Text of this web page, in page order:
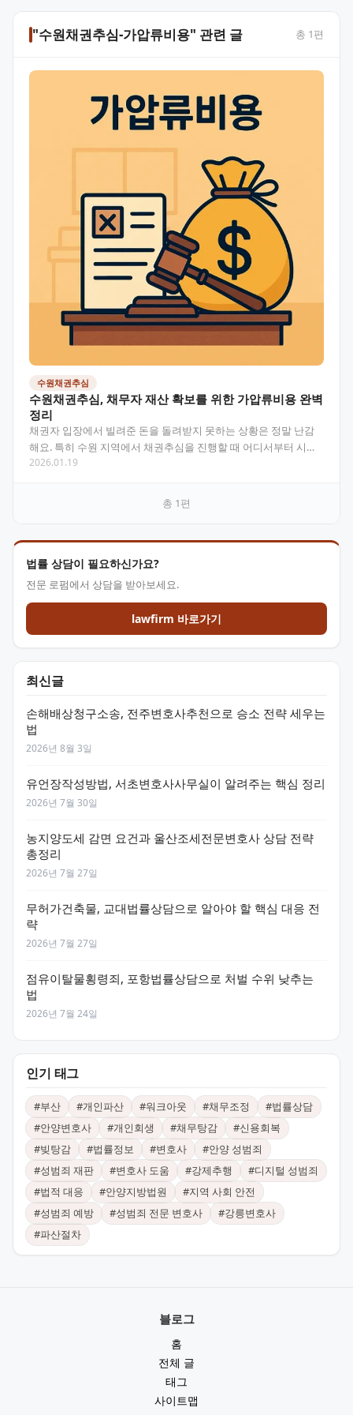
"수원채권추심-가압류비용" 관련 글 총 1편
수원채권추심
수원채권추심, 채무자 재산 확보를 위한 가압류비용 완벽
정리
채권자 입장에서 빌려준 돈을 돌려받지 못하는 상황은 정말 난감
해요. 특히 수원 지역에서 채권추심을 진행할 때 어디서부터 시작
해야 할지, 가압류비용은 얼마나 드는지 궁금한 점이 많으…
2026.01.19
총 1편
법률 상담이 필요하신가요?
전문 로펌에서 상담을 받아보세요.
lawfirm 바로가기
최신글
손해배상청구소송, 전주변호사추천으로 승소 전략 세우는
법
2026년 8월 3일
유언장작성방법, 서초변호사사무실이 알려주는 핵심 정리
2026년 7월 30일
농지양도세 감면 요건과 울산조세전문변호사 상담 전략
총정리
2026년 7월 27일
무허가건축물, 교대법률상담으로 알아야 할 핵심 대응 전
략
2026년 7월 27일
점유이탈물횡령죄, 포항법률상담으로 처벌 수위 낮추는
법
2026년 7월 24일
인기 태그
#부산 #개인파산 #워크아웃 #채무조정 #법률상담
#안양변호사 #개인회생 #채무탕감 #신용회복
#빚탕감 #법률정보 #변호사 #안양 성범죄
#성범죄 재판 #변호사 도움 #강제추행 #디지털 성범죄
#법적 대응 #안양지방법원 #지역 사회 안전
#성범죄 예방 #성범죄 전문 변호사 #강릉변호사
#파산절차
블로그
홈
전체 글
태그
사이트맵